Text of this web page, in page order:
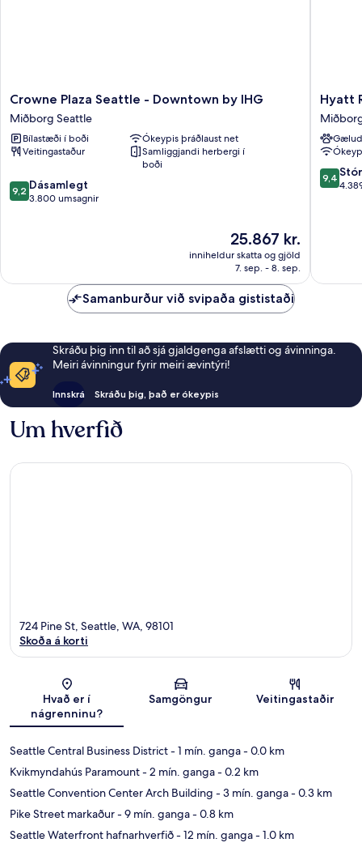
Crowne
Plaza
Seattle
-
Downtown
IHG
Miðborg
Crowne Plaza Seattle - Downtown by IHG
Miðborg Seattle
Bílastæði í boði
Ókeypis þráðlaust net
Veitingastaður
Samliggjandi herbergi í
boði
9.2
af
9,2 Dásamlegt
3.800 umsagnir
Verðið
25.867 kr.
25.867 kr.
inniheldur skatta og gjöld
7. sep. - 8. sep.
Hyatt
Seattle
Seattle
Hyatt
9.4
af
9,4
Samanburður við svipaða gististaði
Skráðu þig inn til að sjá gjaldgenga afslætti og ávinninga.
Meiri ávinningur fyrir meiri ævintýri!
Innskrá Skráðu þig, það er ókeypis
Um hverfið
Kort
724 Pine St, Seattle, WA, 98101
Skoða á korti
Hvað er í
nágrenninu?
Samgöngur Veitingastaðir
Seattle Central Business District- 1 mín. ganga- 0.0 km
Kvikmyndahús Paramount- 2 mín. ganga- 0.2 km
Seattle Convention Center Arch Building - 3 mín. ganga- 0.3 km
Pike Street markaður- 9 mín. ganga- 0.8 km
Seattle Waterfront hafnarhverfið- 12 mín. ganga- 1.0 km